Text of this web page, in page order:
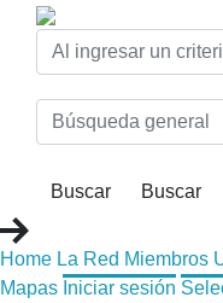
Home La Red Miembros
Mapas Iniciar sesión